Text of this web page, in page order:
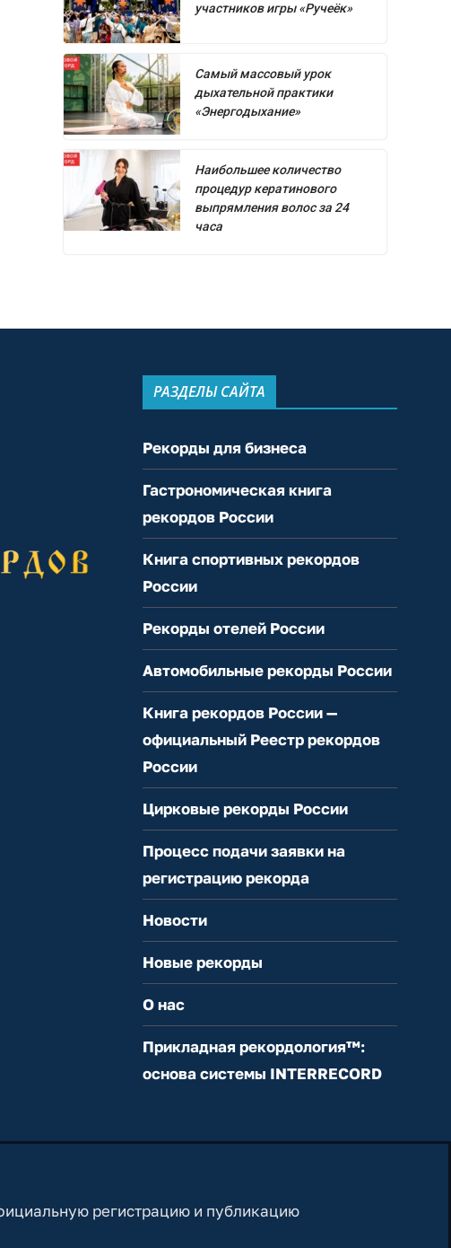
участников игры «Ручеёк»
Самый массовый урок
дыхательной практики
«Энергодыхание»
Наибольшее количество
процедур кератинового
выпрямления волос за 24
часа
РАЗДЕЛЫ САЙТА
Рекорды для бизнеса
Гастрономическая книга
рекордов России
Книга спортивных рекордов
России
Рекорды отелей России
Автомобильные рекорды России
Книга рекордов России —
официальный Реестр рекордов
России
Цирковые рекорды России
Процесс подачи заявки на
регистрацию рекорда
Новости
Новые рекорды
О нас
Прикладная рекордология™:
основа системы INTERRECORD
регистрацию и публикацию